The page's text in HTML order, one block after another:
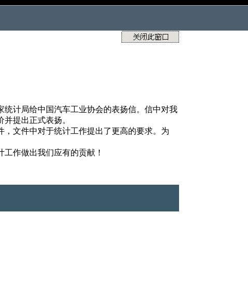
计局给中国汽车工业协会的表扬信。信中对我
提出正式表扬。
文件中对于统计工作提出了更高的要求。为
作做出我们应有的贡献！